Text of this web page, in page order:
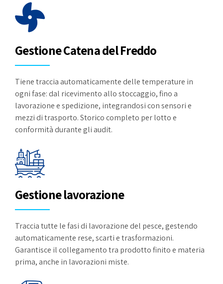
Gestione Catena del Freddo
Tiene traccia automaticamente delle temperature in
ogni fase: dal ricevimento allo stoccaggio, fino a
lavorazione e spedizione, integrandosi con sensori e
mezzi di trasporto. Storico completo per lotto e
conformità durante gli audit.
Gestione lavorazione
Traccia tutte le fasi di lavorazione del pesce, gestendo
automaticamente rese, scarti e trasformazioni.
Garantisce il collegamento tra prodotto finito e materia
prima, anche in lavorazioni miste.